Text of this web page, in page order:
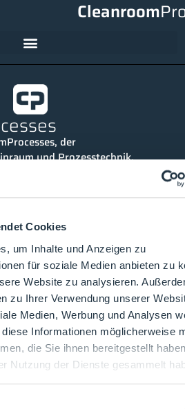
Cookies
um Inhalte und Anzeigen zu
für soziale Medien anbieten zu
Website zu analysieren.
zu Ihrer Verwendung unserer
Medien, Werbung und Analysen
Informationen möglicherweise
die Sie ihnen bereitgestellt
Nutzung der Dienste gesammelt
Cleanroom
der
und Prozesstechnik.
neuesten Stand, kannst
und alle relevanten Themen